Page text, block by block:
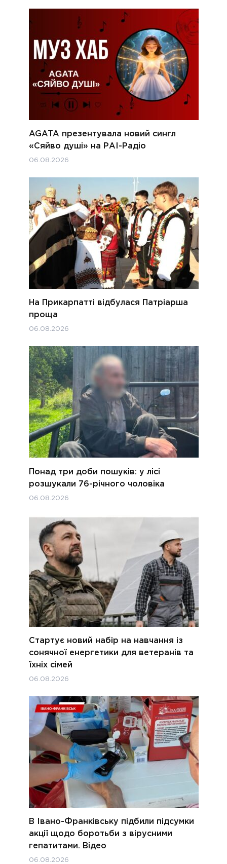
AGATA презентувала новий сингл
«Сяйво душі» на РАІ-Радіо
06.08.2026
На Прикарпатті відбулася Патріарша
проща
06.08.2026
Понад три доби пошуків: у лісі
розшукали 76-річного чоловіка
06.08.2026
Стартує новий набір на навчання із
сонячної енергетики для ветеранів та
їхніх сімей
06.08.2026
В Івано-Франківську підбили підсумки
акції щодо боротьби з вірусними
гепатитами. Відео
06.08.2026